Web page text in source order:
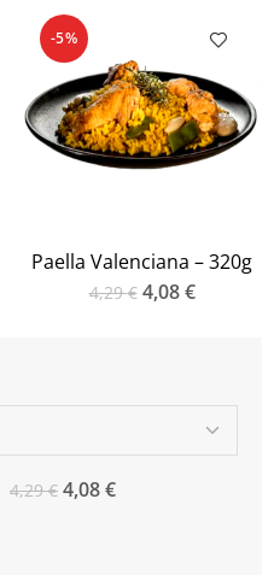
-5%
Paella Valenciana – 320g
4,29€ 4,08€
4,29€ 4,08€